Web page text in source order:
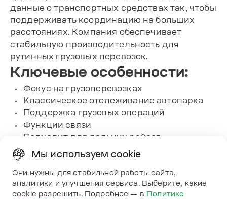
Мы используем cookie
Они нужны для стабильной работы сайта,
аналитики и улучшения сервиса. Выберите, какие
cookie разрешить. Подробнее — в Политике
данные о транспортных средствах так, чтобы
поддерживать координацию на больших
расстояниях. Компания обеспечивает
стабильную производительность для
рутинных грузовых перевозок.
Ключевые особенности:
Фокус на грузоперевозках
Классическое отслеживание автопарка
Поддержка грузовых операций
Функции связи
Подходит для дальних рейсов
Услуги:
Привычно для грузоперевозок
Поддержка нужд перевозки грузов
Стабильность на длинных маршрутах